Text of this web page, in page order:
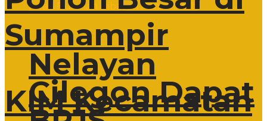
Nelayan
Cilegon Dapat
Sumampir
KIM Kecamatan